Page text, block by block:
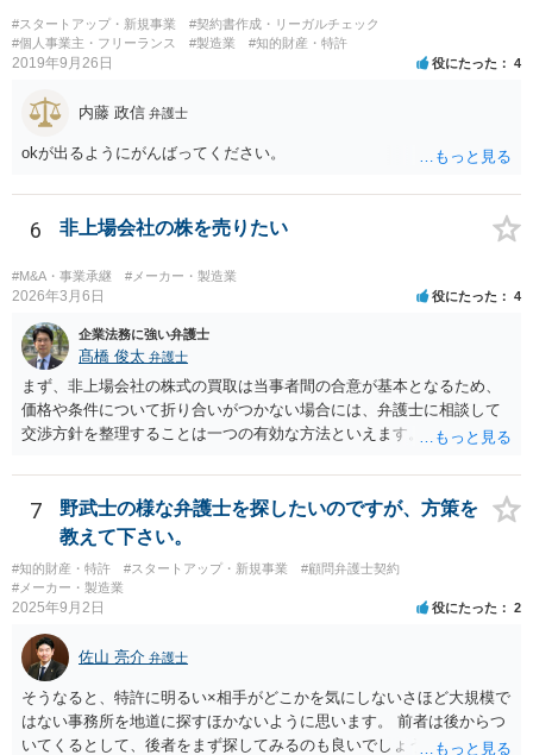
いなどの事情があるかと思います。 担当弁護士が変わらず、仕事内容
も改善されない場合には、決済権限を持つ上司に相談し、顧問契約自
体を見直すのが一番かと思います。
#スタートアップ・新規事業
#契約書作成・リーガルチェック
#個人事業主・フリーランス
#製造業 #知的財産・特許
2019年9月26日 役にたった 4
内藤 政信 弁護士
okが出るようにがんばってください。
6 非上場会社の株を売りたい
#M&A・事業承継 #メーカー・製造業
2026年3月6日 役にたった 4
企業法務に強い弁護士
髙橋 俊太 弁護士
まず、非上場会社の株式の買取は当事者間の合意が基本となるため、
価格や条件について折り合いがつかない場合には、弁護士に相談して
交渉方針を整理することは一つの有効な方法といえます。特に、株価
いった点は専門的な判断を要することが多く、第三者の専門家が入る
ことで交渉が整理されることもあります。 もっとも、株主が単に「会
社に買い取ってほしい」と希望しているだけでは、会社に当然の買取
義務が生じるわけではありません。非上場会社の株式に譲渡制限が付
されている場合には、会社法136条に基づき、第三者への株式譲渡につ
いて会社に承認を求める「譲渡承認請求」という手続との関係が問題
は会社が指定する者が当該株式を買い取るべき者として指定されるこ
とになり、その中で株式買取の問題が生じることがあります。 そのた
め、会社との価格交渉がまとまらない場合には、第三者への譲渡を前
提とした譲渡承認請求という手続を検討する余地があるかどうかを含
めて整理することになります。もっとも、具体的な対応は、定款の内
7
野武士の様な弁護士を探したいのですが、方策を
教えて下さい。
#知的財産・特許 #スタートアップ・新規事業
#顧問弁護士契約
#メーカー・製造業
2025年9月2日 役にたった 2
佐山 亮介 弁護士
そうなると、特許に明るい×相手がどこかを気にしないさほど大規模で
はない事務所を地道に探すほかないように思います。 前者は後からつ
いてくるとして、後者をまず探してみるのも良いでしょう。